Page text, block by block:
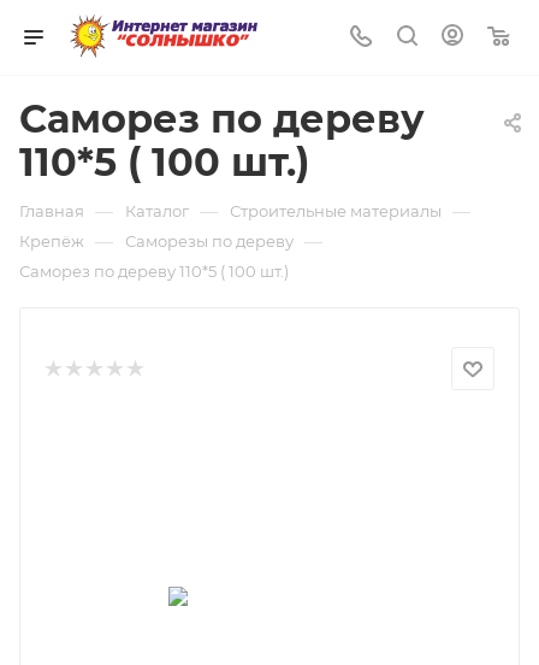
Саморез по дереву
110*5 ( 100 шт.)
Главная — Каталог — Строительные материалы —
Крепёж — Саморезы по дереву —
Саморез по дереву 110*5 ( 100 шт.)